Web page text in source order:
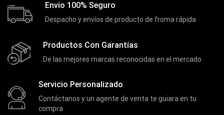
Envio 100% Seguro
Despacho y envíos de producto de froma rápida
Productos Con Garantías
De las mejores marcas reconocidas en el mercado
Servicio Personalizado
Contáctanos y un agente de venta te guiara en tu
compra